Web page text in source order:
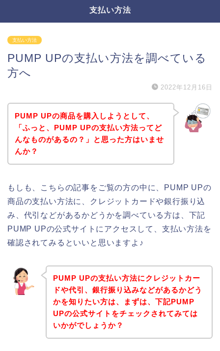
支払い方法
支払い方法
PUMP UPの支払い方法を調べている
方へ
2022年12月16日
PUMP UPの商品を購入しようとして、
「ふっと、PUMP UPの支払い方法ってど
んなものがあるの？」と思った方はいませ
んか？
もしも、こちらの記事をご覧の方の中に、PUMP UPの
商品の支払い方法に、クレジットカードや銀行振り込
み、代引などがあるかどうかを調べている方は、下記
PUMP UPの公式サイトにアクセスして、支払い方法を
確認されてみるといいと思いますよ♪
PUMP UPの支払い方法にクレジットカー
ドや代引、銀行振り込みなどがあるかどう
かを知りたい方は、まずは、下記PUMP
UPの公式サイトをチェックされてみては
いかがでしょうか？